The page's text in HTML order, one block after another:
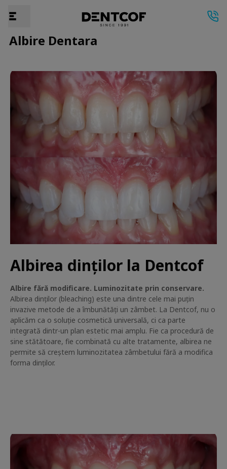
Albire Dentara
Albirea dinților la Dentcof
Albire fără modificare. Luminozitate prin conservare.
Albirea dinților (bleaching) este una dintre cele mai puțin
invazive metode de a îmbunătăți un zâmbet. La Dentcof, nu o
aplicăm ca o soluție cosmetică universală, ci ca parte
integrată dintr-un plan estetic mai amplu. Fie ca procedură de
sine stătătoare, fie combinată cu alte tratamente, albirea ne
permite să creștem luminozitatea zâmbetului fără a modifica
forma dinților.